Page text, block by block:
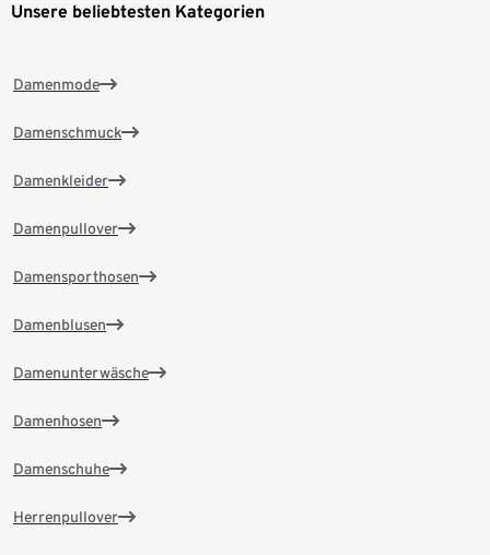
Unsere beliebtesten Kategorien
Damenmode
Damenschmuck
Damenkleider
Damenpullover
Damensporthosen
Damenblusen
Damenunterwäsche
Damenhosen
Damenschuhe
Herrenpullover